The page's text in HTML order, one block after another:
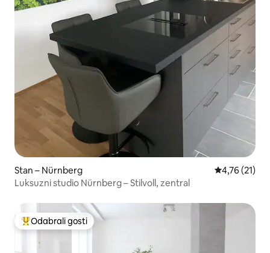
Stan – Nürnberg Prosječna
4,76 (21)
Luksuzni studio Nürnberg – Stilvoll, zentral
Među najviše rangiranima s oznakom „Odabrali gosti”
Odabrali gosti